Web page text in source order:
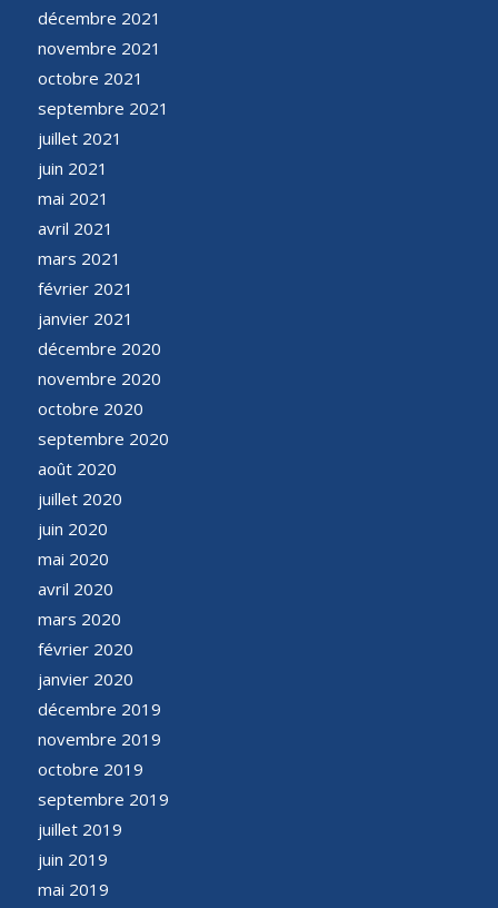
décembre 2021
novembre 2021
octobre 2021
septembre 2021
juillet 2021
juin 2021
mai 2021
avril 2021
mars 2021
février 2021
janvier 2021
décembre 2020
novembre 2020
octobre 2020
septembre 2020
août 2020
juillet 2020
juin 2020
mai 2020
avril 2020
mars 2020
février 2020
janvier 2020
décembre 2019
novembre 2019
octobre 2019
septembre 2019
juillet 2019
juin 2019
mai 2019